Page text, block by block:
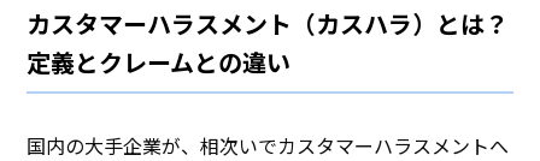
カスタマーハラスメント（カスハラ）とは？
定義とクレームとの違い
国内の大手企業が、相次いでカスタマーハラスメントへ